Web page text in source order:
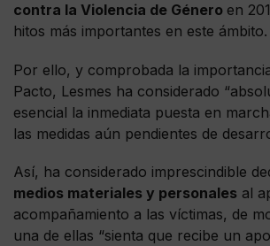
contra la Violencia de Género en
hitos más importantes en este ámbito.
Por ello, y comprobada la
Pacto, Lesmes ha considerado
esencial la inmediata puesta en
las medidas aún pendientes de
Así, ha considerado imprescindible
medios materiales y personales al
acompañamiento a las víctimas, de
una de ellas “sienta que recibe un